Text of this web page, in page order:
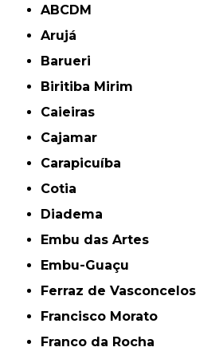
ABCDM
Arujá
Barueri
Biritiba Mirim
Caieiras
Cajamar
Carapicuíba
Cotia
Diadema
Embu das Artes
Embu-Guaçu
Ferraz de Vasconcelos
Francisco Morato
Franco da Rocha